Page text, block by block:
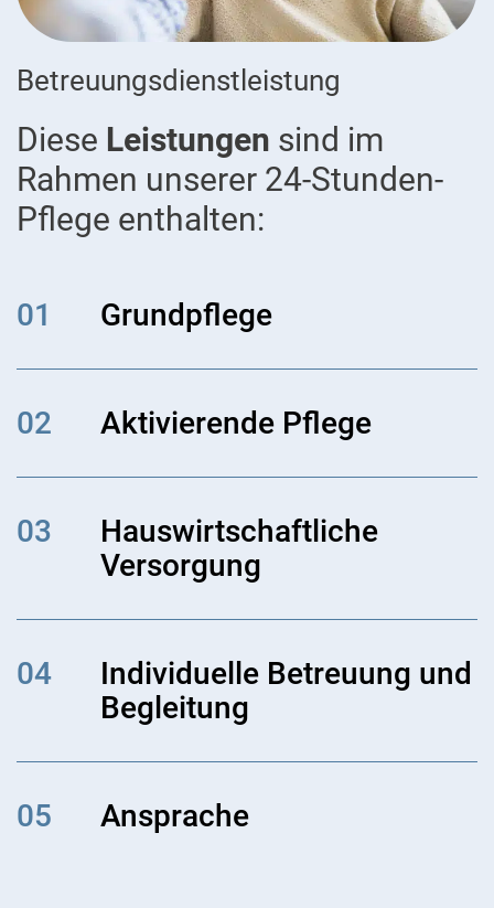
Betreuungsdienstleistung
Diese Leistungen sind im
Rahmen unserer 24-Stunden-
Pflege enthalten:
01 Grundpflege
02 Aktivierende Pflege
03
Hauswirtschaftliche
Versorgung
04
Individuelle Betreuung und
Begleitung
05 Ansprache